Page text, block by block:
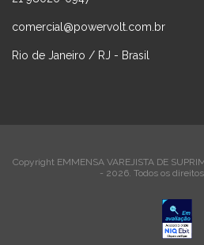
comercial@powervolt.com.br
Rio de Janeiro / RJ - Brasil
Copyright EMMENSA VAREJISTA DE
- 2026. Todos os